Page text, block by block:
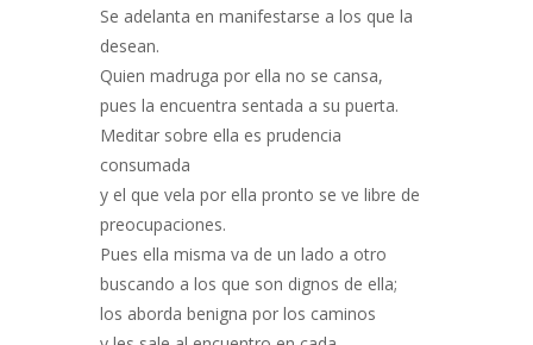
Se adelanta en manifestarse a los que la
desean.
Quien madruga por ella no se cansa,
pues la encuentra sentada a su puerta.
Meditar sobre ella es prudencia
consumada
y el que vela por ella pronto se ve libre de
preocupaciones.
Pues ella misma va de un lado a otro
buscando a los que son dignos de ella;
los aborda benigna por los caminos